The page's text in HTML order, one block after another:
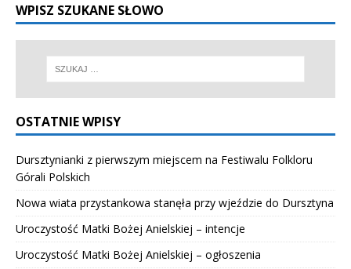
WPISZ SZUKANE SŁOWO
OSTATNIE WPISY
Dursztynianki z pierwszym miejscem na Festiwalu Folkloru
Górali Polskich
Nowa wiata przystankowa stanęła przy wjeździe do Dursztyna
Uroczystość Matki Bożej Anielskiej – intencje
Uroczystość Matki Bożej Anielskiej – ogłoszenia